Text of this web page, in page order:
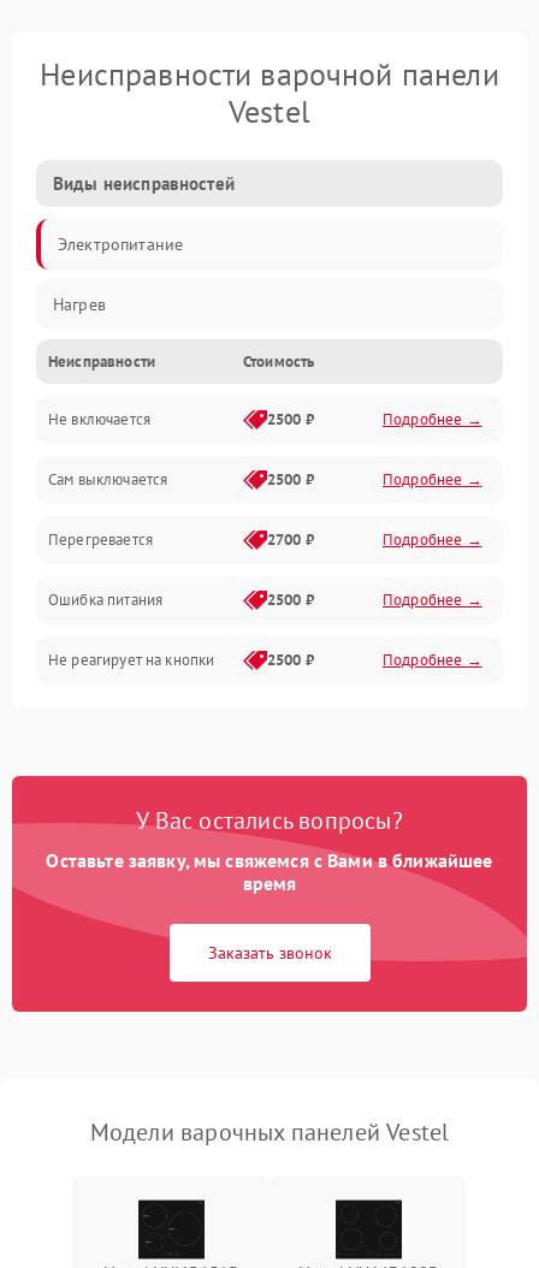
Неисправности варочной панели
Vestel
Виды неисправностей
Электропитание
Нагрев
Неисправности Стоимость
Не включается 2500 ₽ Подробнее →
Сам выключается 2500 ₽ Подробнее →
Перегревается 2700 ₽ Подробнее →
Ошибка питания 2500 ₽ Подробнее →
Не реагирует на кнопки 2500 ₽ Подробнее →
У Вас остались вопросы?
Оставьте заявку, мы свяжемся с Вами в ближайшее
время
Заказать звонок
Модели варочных панелей Vestel